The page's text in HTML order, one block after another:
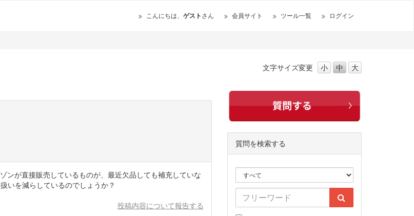
こんにちは、 ゲストさん 会員サイト ツール一覧 ログイン
文字サイズ変更 小 中 大
ンが直接販売しているものが、最近欠品しても補充していな
いを減らしているのでしょうか？
投稿内容について報告する
質問を検索する